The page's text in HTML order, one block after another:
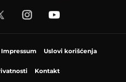
Impressum Uslovi korišćenja
Kontakt